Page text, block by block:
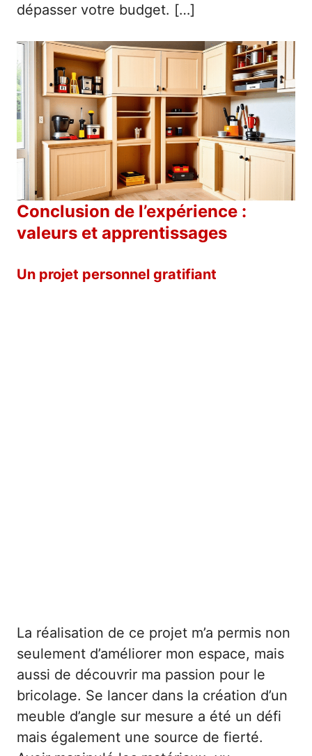
dépasser votre budget. […]
Conclusion de l’expérience :
valeurs et apprentissages
Un projet personnel gratifiant
La réalisation de ce projet m’a permis non
seulement d’améliorer mon espace, mais
aussi de découvrir ma passion pour le
bricolage. Se lancer dans la création d’un
meuble d’angle sur mesure a été un défi
mais également une source de fierté.